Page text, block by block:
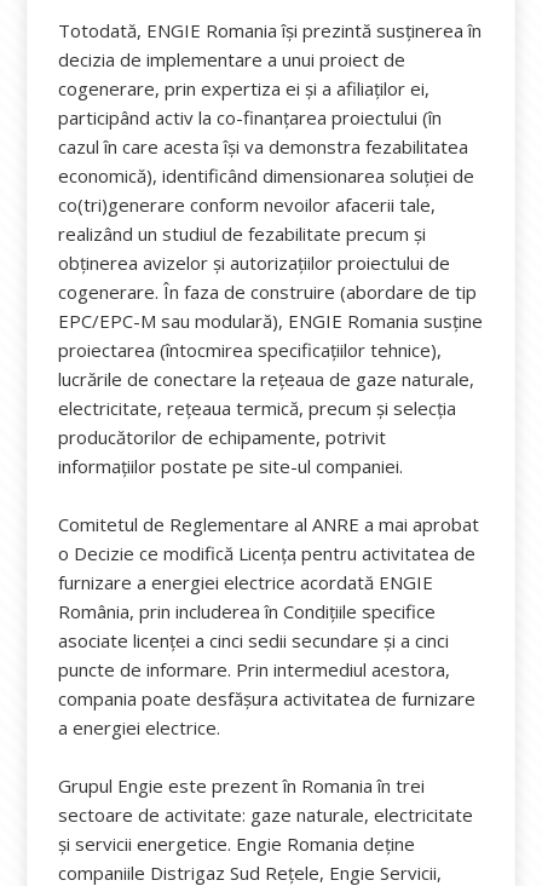
Totodată, ENGIE Romania își prezintă susținerea în
decizia de implementare a unui proiect de
cogenerare, prin expertiza ei și a afiliaților ei,
participând activ la co-finanțarea proiectului (în
cazul în care acesta își va demonstra fezabilitatea
economică), identificând dimensionarea soluției de
co(tri)generare conform nevoilor afacerii tale,
realizând un studiul de fezabilitate precum și
obținerea avizelor și autorizațiilor proiectului de
cogenerare. În faza de construire (abordare de tip
EPC/EPC-M sau modulară), ENGIE Romania susține
proiectarea (întocmirea specificațiilor tehnice),
lucrările de conectare la rețeaua de gaze naturale,
electricitate, rețeaua termică, precum și selecția
producătorilor de echipamente, potrivit
informațiilor postate pe site-ul companiei.
Comitetul de Reglementare al ANRE a mai aprobat
o Decizie ce modifică Licenţa pentru activitatea de
furnizare a energiei electrice acordată ENGIE
România, prin includerea în Condiţiile specifice
asociate licenţei a cinci sedii secundare şi a cinci
puncte de informare. Prin intermediul acestora,
compania poate desfășura activitatea de furnizare
a energiei electrice.
Grupul Engie este prezent în Romania în trei
sectoare de activitate: gaze naturale, electricitate
şi servicii energetice. Engie Romania deţine
companiile Distrigaz Sud Reţele, Engie Servicii,